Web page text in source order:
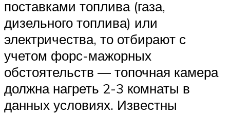
поставками топлива (газа,
дизельного топлива) или
электричества, то отбирают с
учетом форс-мажорных
обстоятельств — топочная камера
должна нагреть 2-3 комнаты в
данных условиях. Известны